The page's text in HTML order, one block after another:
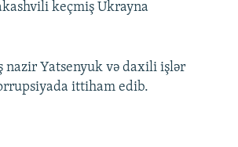
keçmiş Ukrayna
nazir Yatsenyuk və daxili işlər
ittiham edib.